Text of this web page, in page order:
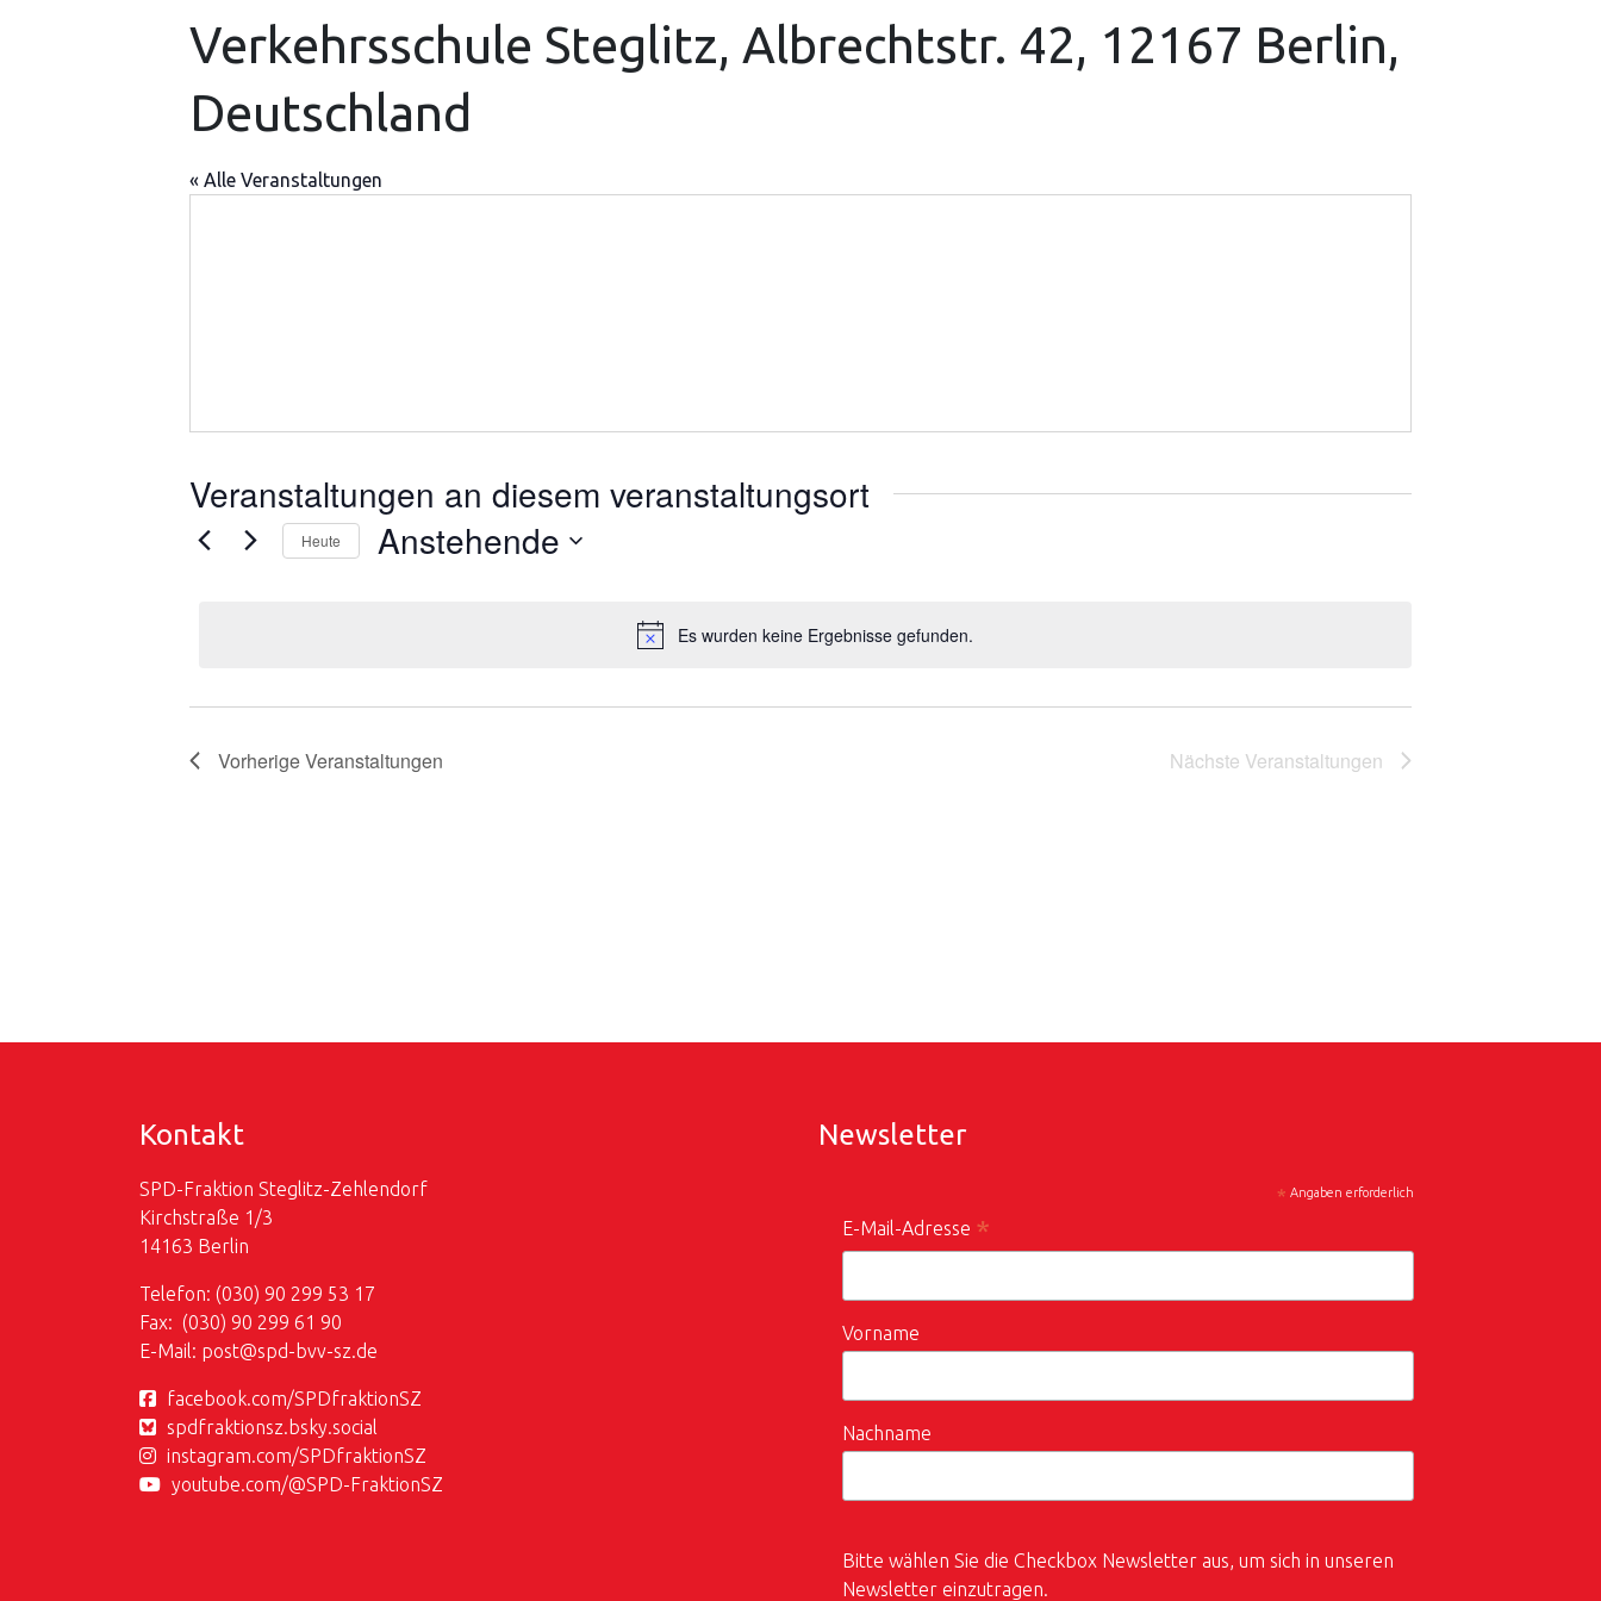
Verkehrsschule Steglitz, Albrechtstr. 42, 12167 Berlin,
Deutschland
« Alle Veranstaltungen
Veranstaltungen an diesem veranstaltungsort
Hinweis
Es wurden keine Ergebnisse gefunden.
Heute Anstehende
VorherigeVeranstaltungen Nächste Veranstaltungen
Kontakt
SPD-Fraktion Steglitz-Zehlendorf
Kirchstraße 1/3
14163 Berlin
Telefon: (030) 90 299 53 17
Fax: (030) 90 299 61 90
E-Mail: post@spd-bvv-sz.de
facebook.com/SPDfraktionSZ
spdfraktionsz.bsky.social
instagram.com/SPDfraktionSZ
youtube.com/@SPD-FraktionSZ
Newsletter
* Angaben erforderlich
E-Mail-Adresse *
Vorname
Nachname
Bitte wählen Sie die Checkbox Newsletter aus, um sich in unseren
Newsletter einzutragen.